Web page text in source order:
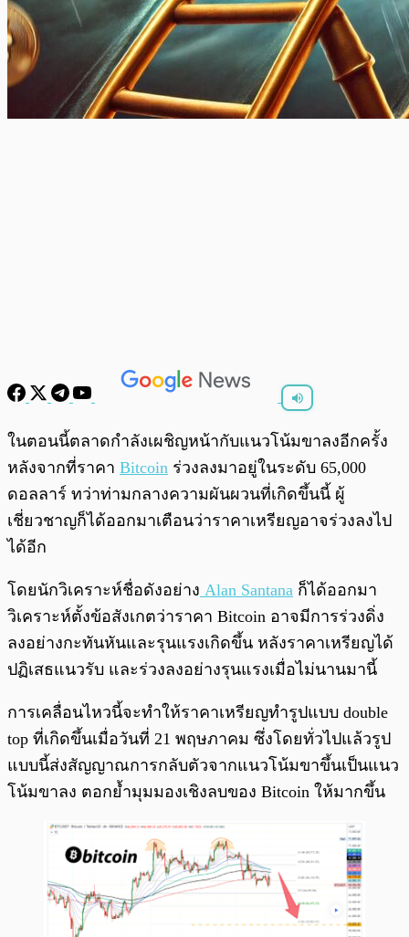
พร้อมเล่น /0:00
ในตอนนี้ตลาดกำลังเผชิญหน้ากับแนวโน้มขาลงอีกครั้ง
หลังจากที่ราคา Bitcoin ร่วงลงมาอยู่ในระดับ 65,000
ดอลลาร์ ทว่าท่ามกลางความผันผวนที่เกิดขึ้นนี้ ผู้
เชี่ยวชาญก็ได้ออกมาเตือนว่าราคาเหรียญอาจร่วงลงไป
ได้อีก
โดยนักวิเคราะห์ชื่อดังอย่าง Alan Santana ก็ได้ออกมา
วิเคราะห์ตั้งข้อสังเกตว่าราคา Bitcoin อาจมีการร่วงดิ่ง
ลงอย่างกะทันหันและรุนแรงเกิดขึ้น หลังราคาเหรียญได้
ปฏิเสธแนวรับ และร่วงลงอย่างรุนแรงเมื่อไม่นานมานี้
การเคลื่อนไหวนี้จะทำให้ราคาเหรียญทำรูปแบบ double
top ที่เกิดขึ้นเมื่อวันที่ 21 พฤษภาคม ซึ่งโดยทั่วไปแล้วรูป
แบบนี้ส่งสัญญาณการกลับตัวจากแนวโน้มขาขึ้นเป็นแนว
โน้มขาลง ตอกย้ำมุมมองเชิงลบของ Bitcoin ให้มากขึ้น